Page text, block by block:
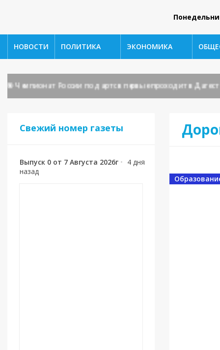
НОВОСТИ ПОЛИТИКА ЭКОНОМИКА
Чемпионат России по дартс впервые проходит в Дагестане!
Свежий номер газеты
Выпуск 0 от 7 Августа 2026г • 4 дня
назад